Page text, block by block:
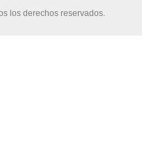
los derechos reservados.